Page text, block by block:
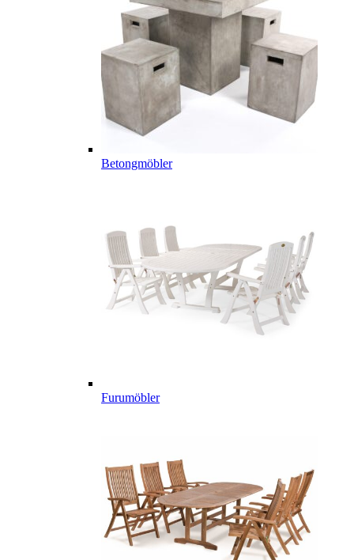
Betongmöbler
Furumöbler